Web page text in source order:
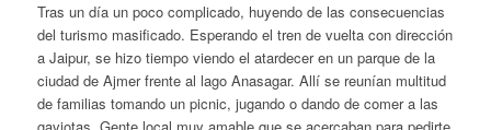
Tras un día un poco complicado, huyendo de las consecuencias
del turismo masificado. Esperando el tren de vuelta con dirección
a Jaipur, se hizo tiempo viendo el atardecer en un parque de la
ciudad de Ajmer frente al lago Anasagar. Allí se reunían multitud
de familias tomando un picnic, jugando o dando de comer a las